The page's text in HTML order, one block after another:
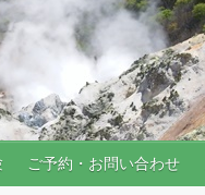
ご予約・お問い合わせ